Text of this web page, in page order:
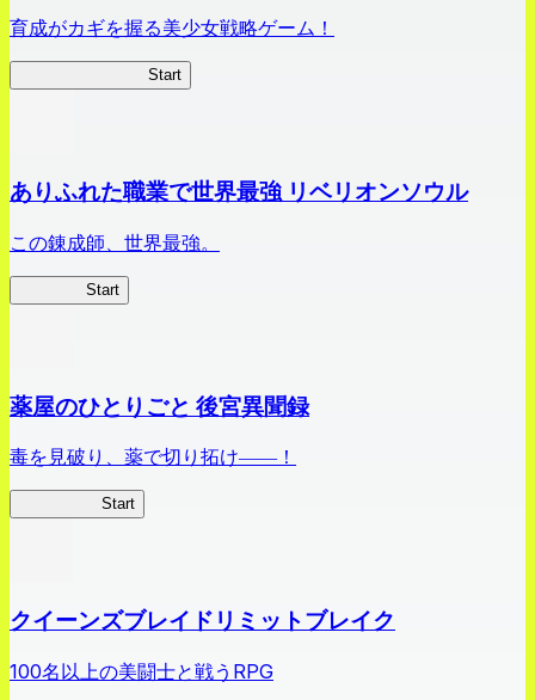
育成がカギを握る美少女戦略ゲーム！
Start
ありふれた職業で世界最強 リベリオンソウル
この錬成師、世界最強。
Start
薬屋のひとりごと 後宮異聞録
毒を見破り、薬で切り拓け――！
Start
クイーンズブレイドリミットブレイク
100名以上の美闘士と戦うRPG